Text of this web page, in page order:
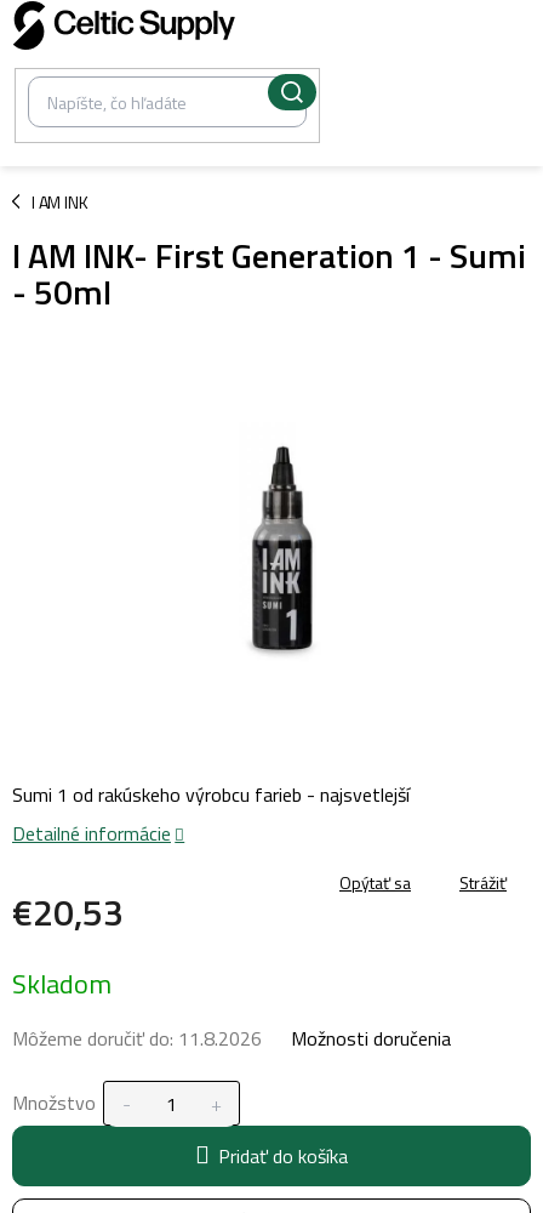
Prejsť
na
obsah
I AM INK
/
I AM INK- First Generation 1 - Sumi
- 50ml
€20,53
cena:
Skladom
Môžeme doručiť do: 11.8.2026 Možnosti doručenia
Množstvo
Pridať do košíka
Sumi 1 od rakúskeho výrobcu farieb - najsvetlejší
Detailné informácie
Opýtať sa Strážiť